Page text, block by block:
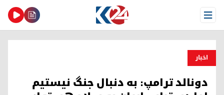
Open Menu
اخبار
دونالد ترامپ: به دنبال جنگ نیستیم